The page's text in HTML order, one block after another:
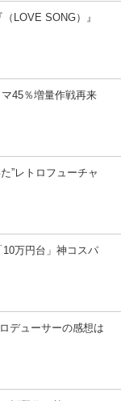
LOVE SONG）』
45％増量作戦再来
”レトロフューチャ
10万円台」神コスパ
デューサーの感想は